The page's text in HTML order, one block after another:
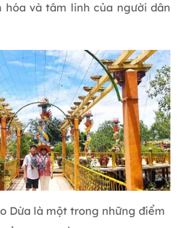
hóa và tâm linh của người dân
Dừa là một trong những điểm